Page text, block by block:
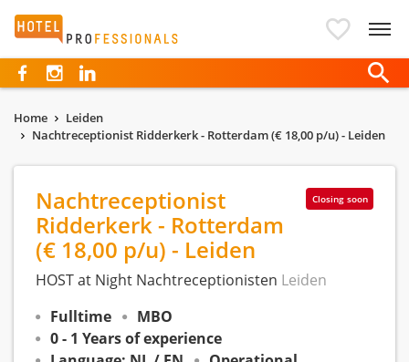
Hotelprofessionals
Home
Leiden
Nachtreceptionist Ridderkerk - Rotterdam (€ 18,00 p/u) - Leiden
Closing soon
Nachtreceptionist
Ridderkerk - Rotterdam
(€ 18,00 p/u) - Leiden
HOST at Night Nachtreceptionisten Leiden
Fulltime
MBO
0 - 1 Years of experience